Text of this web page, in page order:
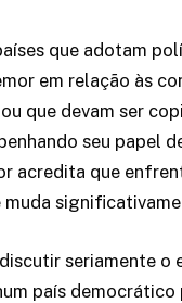
que adotam
em relação às
que devam ser
seu papel
acredita que
muda
seriamente
país